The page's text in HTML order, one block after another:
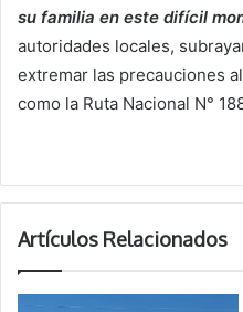
su familia en este difícil
autoridades locales,
extremar las precauciones
como la Ruta Nacional N°
Artículos Relacionados